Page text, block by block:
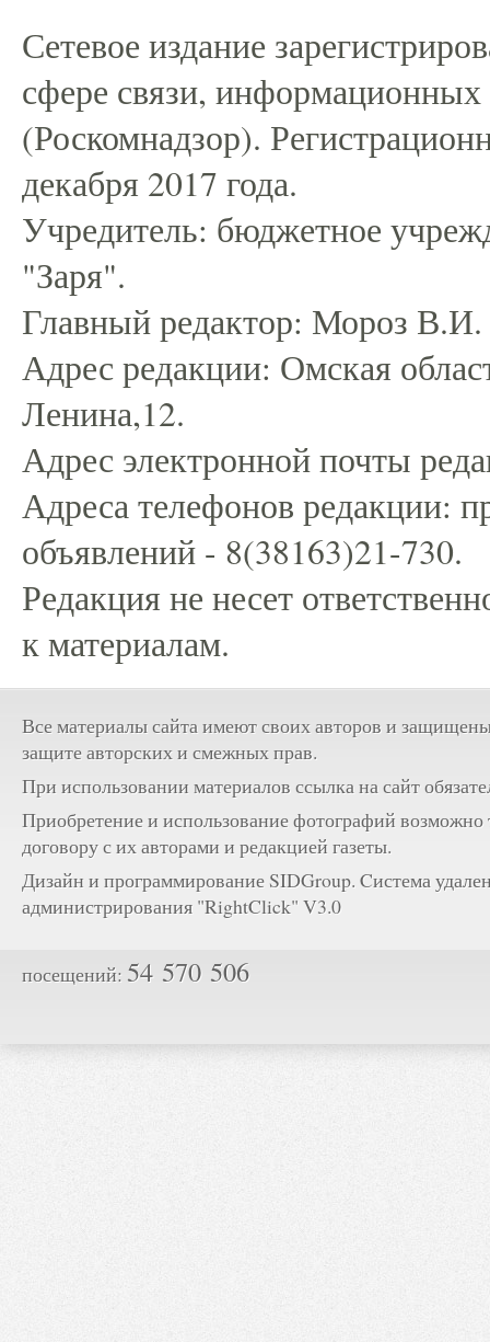
Сетевое издание
сфере связи,
(Роскомнадзор).
декабря 2017 года.
Учредитель: бюджетное
"Заря".
Главный редактор: Мороз В.И.
Адрес редакции: Омская
Ленина,12.
Адрес электронной почты
Адреса телефонов редакции:
объявлений - 8(38163)21-730.
Редакция не несет
к материалам.
Все материалы сайта имеют своих авторов и
защите авторских и смежных прав.
При использовании материалов ссылка на сайт
Приобретение и использование фотографий возможно
договору с их авторами и редакцией газеты.
Дизайн и программирование SIDGroup. Cистема
администрирования "RightClick" V3.0
посещений: 54 570 506